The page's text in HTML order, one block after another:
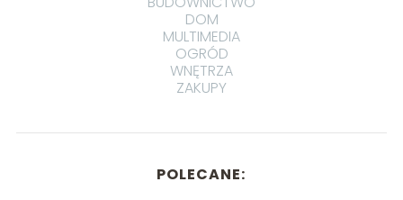
DOM
MULTIMEDIA
OGRÓD
WNĘTRZA
ZAKUPY
POLECANE: